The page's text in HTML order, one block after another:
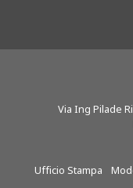
Via Ing Pilade
Ufficio Stampa